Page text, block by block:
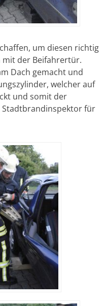
um diesen richtig
mit der Beifahrertür.
Dach gemacht und
welcher auf
und somit der
Stadtbrandinspektor für